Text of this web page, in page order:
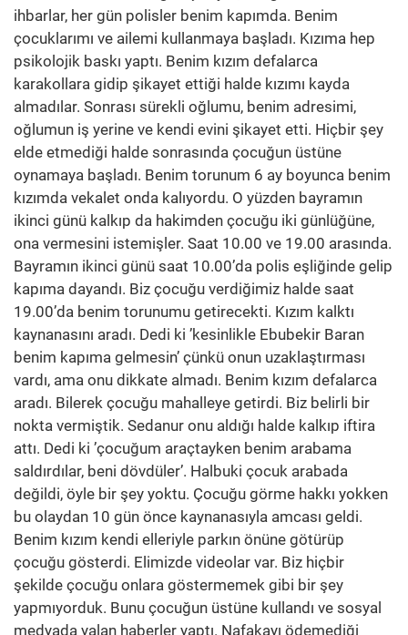
ihbarlar, her gün polisler benim kapımda. Benim
çocuklarımı ve ailemi kullanmaya başladı. Kızıma hep
psikolojik baskı yaptı. Benim kızım defalarca
karakollara gidip şikayet ettiği halde kızımı kayda
almadılar. Sonrası sürekli oğlumu, benim adresimi,
oğlumun iş yerine ve kendi evini şikayet etti. Hiçbir şey
elde etmediği halde sonrasında çocuğun üstüne
oynamaya başladı. Benim torunum 6 ay boyunca benim
kızımda vekalet onda kalıyordu. O yüzden bayramın
ikinci günü kalkıp da hakimden çocuğu iki günlüğüne,
ona vermesini istemişler. Saat 10.00 ve 19.00 arasında.
Bayramın ikinci günü saat 10.00’da polis eşliğinde gelip
kapıma dayandı. Biz çocuğu verdiğimiz halde saat
19.00’da benim torunumu getirecekti. Kızım kalktı
kaynanasını aradı. Dedi ki ’kesinlikle Ebubekir Baran
benim kapıma gelmesin’ çünkü onun uzaklaştırması
vardı, ama onu dikkate almadı. Benim kızım defalarca
aradı. Bilerek çocuğu mahalleye getirdi. Biz belirli bir
nokta vermiştik. Sedanur onu aldığı halde kalkıp iftira
attı. Dedi ki ’çocuğum araçtayken benim arabama
saldırdılar, beni dövdüler’. Halbuki çocuk arabada
değildi, öyle bir şey yoktu. Çocuğu görme hakkı yokken
bu olaydan 10 gün önce kaynanasıyla amcası geldi.
Benim kızım kendi elleriyle parkın önüne götürüp
çocuğu gösterdi. Elimizde videolar var. Biz hiçbir
şekilde çocuğu onlara göstermemek gibi bir şey
yapmıyorduk. Bunu çocuğun üstüne kullandı ve sosyal
medyada yalan haberler yaptı. Nafakayı ödemediği